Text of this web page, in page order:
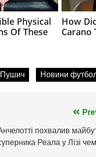
Пушич Новини
похвалив
Реала у Лізі